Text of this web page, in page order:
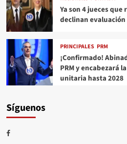
Ya son 4 jueces que
declinan evaluación
PRINCIPALES PRM
¡Confirmado!
PRM y encabezará
unitaria hasta 2028
Síguenos